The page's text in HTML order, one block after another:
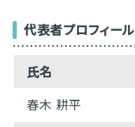
代表者プロフィール
氏名
春木 耕平